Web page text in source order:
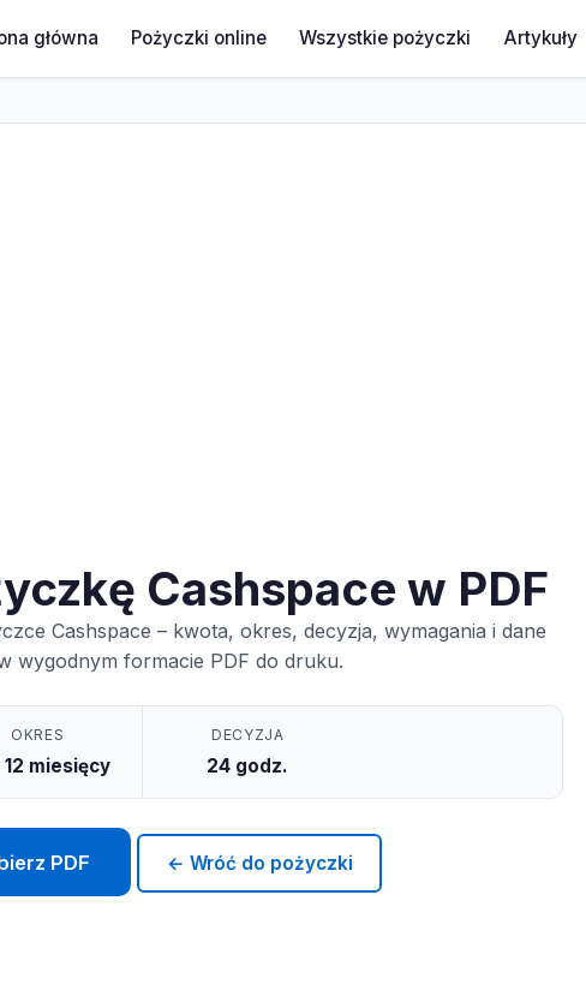
główna Pożyczki online Wszystkie pożyczki Artykuły
Cashspace w PDF
Cashspace – kwota, okres, decyzja, wymagania i dane
wygodnym formacie PDF do druku.
OKRES
miesięcy
DECYZJA
24 godz.
PDF ← Wróć do pożyczki